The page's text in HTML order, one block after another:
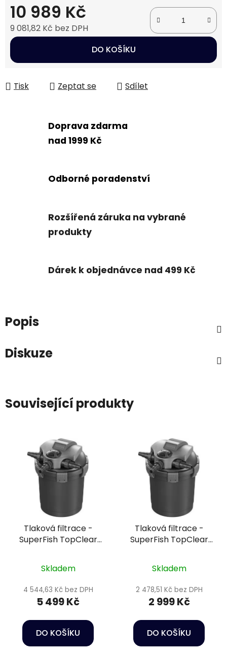
10 989 Kč
9 081,82 Kč bez DPH
Měrná cena:
DO KOŠÍKU
Tisk Zeptat se Sdílet
Doprava zdarma
nad 1999 Kč
Odborné poradenství
Rozšířená záruka na vybrané
produkty
Dárek k objednávce nad 499 Kč
Popis
Diskuze
Související produkty
Tlaková filtrace -
SuperFish TopClear
Skladem
4 544,63 Kč bez DPH
5 499 Kč
DO KOŠÍKU
Tlaková filtrace -
SuperFish TopClear
Skladem
2 478,51 Kč bez DPH
2 999 Kč
DO KOŠÍKU